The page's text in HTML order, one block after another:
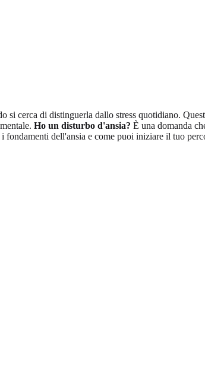
si cerca di distinguerla dallo stress quotidiano.
Ho un disturbo d'ansia? È una domanda
dell'ansia e come puoi iniziare il tuo